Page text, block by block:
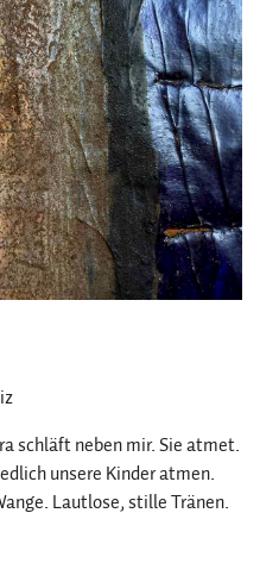
schläft neben mir. Sie atmet.
unsere Kinder atmen.
Lautlose, stille Tränen.